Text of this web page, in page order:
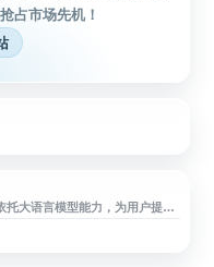
占市场先机！
托大语言模型能力，为用户提供
机交互等功能。其与 WPS 办
表格、整理文档内容，适用于日